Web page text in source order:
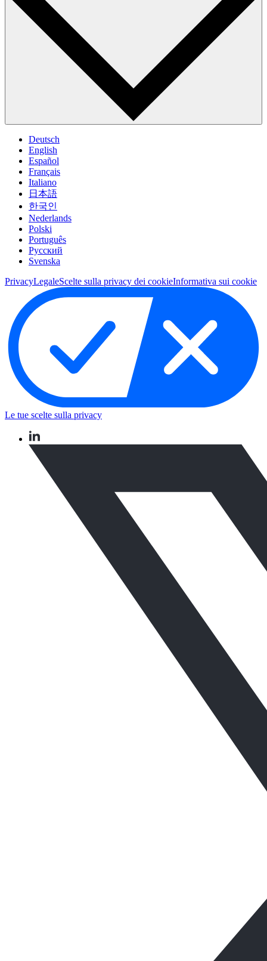
Deutsch
English
Español
Français
Italiano
日本語
한국인
Nederlands
Polski
Português
Pусский
Svenska
PrivacyLegaleScelte sulla privacy dei cookieInformativa sui cookie
Le tue scelte sulla privacy